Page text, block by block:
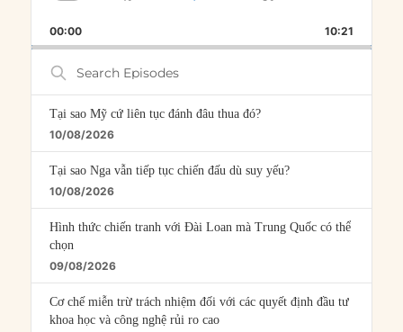
RATE
FORWARD
00:00 10:21
Search
Episodes
Tại sao Mỹ cứ liên tục đánh đâu thua đó?
10/08/2026
Tại sao Nga vẫn tiếp tục chiến đấu dù suy yếu?
10/08/2026
Hình thức chiến tranh với Đài Loan mà Trung Quốc có thể
chọn
09/08/2026
Cơ chế miễn trừ trách nhiệm đối với các quyết định đầu tư
khoa học và công nghệ rủi ro cao